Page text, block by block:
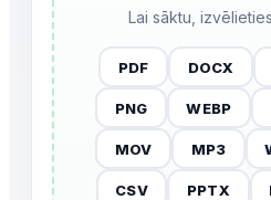
Lai sāktu,
PDF DOCX
PNG WEBP
MOV MP3
CSV PPTX